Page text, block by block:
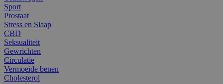
Sport
Prostaat
Stress en Slaap
CBD
Seksualiteit
Gewrichten
Circulatie
Vermoeide benen
Cholesterol